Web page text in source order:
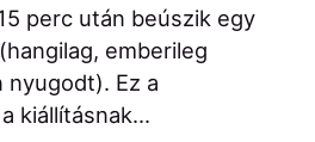
perc után beúszik egy
emberileg
nyugodt). Ez a
kiállításnak...